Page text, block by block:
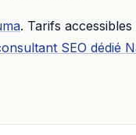
. Tarifs accessibles
SEO dédié